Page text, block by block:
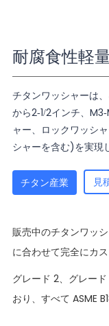
耐腐食性軽
チタンワッシャーは
から2-1/2インチ、
ャー、ロックワッシ
シャーを含む)を実現
チタン産業 見
販売中のチタンワッ
に合わせて完全にカ
グレード 2、グレー
おり、すべて ASME